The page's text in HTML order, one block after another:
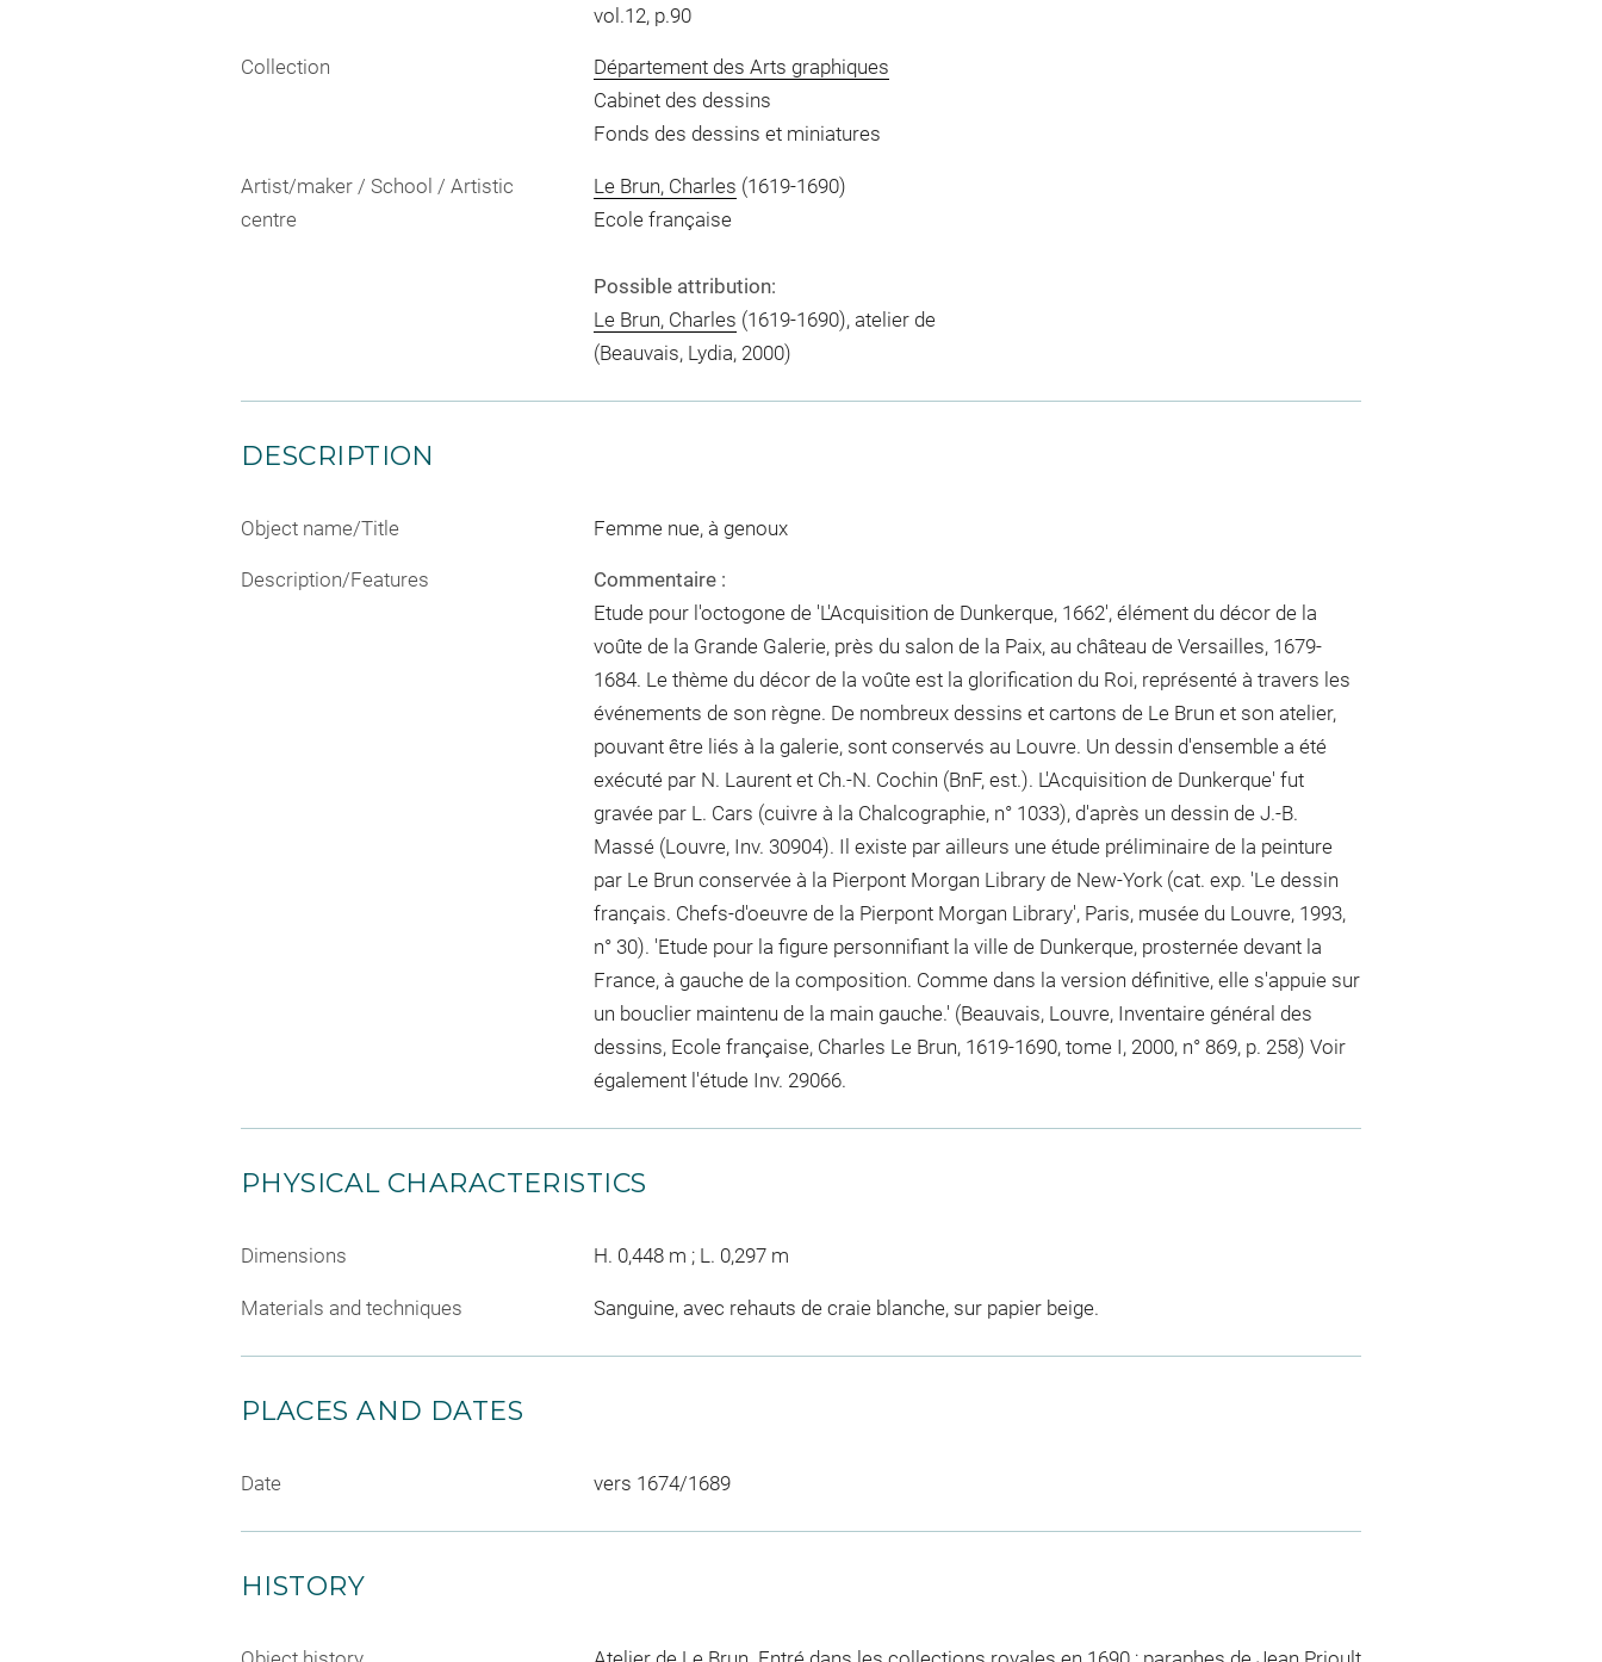
vol.12, p.90
Collection
Département des Arts graphiques
Cabinet des dessins
Fonds des dessins et miniatures
Artist/maker / School / Artistic
centre
Le Brun, Charles (1619-1690)
Ecole française
Possible attribution:
Le Brun, Charles (1619-1690), atelier de
(Beauvais, Lydia, 2000)
DESCRIPTION
Object name/Title Femme nue, à genoux
Description/Features
Commentaire :
Etude pour l'octogone de 'L'Acquisition de Dunkerque, 1662', élément du décor de la
voûte de la Grande Galerie, près du salon de la Paix, au château de Versailles, 1679-
1684. Le thème du décor de la voûte est la glorification du Roi, représenté à travers les
événements de son règne. De nombreux dessins et cartons de Le Brun et son atelier,
pouvant être liés à la galerie, sont conservés au Louvre. Un dessin d'ensemble a été
exécuté par N. Laurent et Ch.-N. Cochin (BnF, est.). L'Acquisition de Dunkerque' fut
gravée par L. Cars (cuivre à la Chalcographie, n° 1033), d'après un dessin de J.-B.
Massé (Louvre, Inv. 30904). Il existe par ailleurs une étude préliminaire de la peinture
par Le Brun conservée à la Pierpont Morgan Library de New-York (cat. exp. 'Le dessin
français. Chefs-d'oeuvre de la Pierpont Morgan Library', Paris, musée du Louvre, 1993,
n° 30). 'Etude pour la figure personnifiant la ville de Dunkerque, prosternée devant la
France, à gauche de la composition. Comme dans la version définitive, elle s'appuie sur
un bouclier maintenu de la main gauche.' (Beauvais, Louvre, Inventaire général des
dessins, Ecole française, Charles Le Brun, 1619-1690, tome I, 2000, n° 869, p. 258) Voir
également l'étude Inv. 29066.
PHYSICAL CHARACTERISTICS
Dimensions H. 0,448 m ; L. 0,297 m
Materials and techniques Sanguine, avec rehauts de craie blanche, sur papier beige.
PLACES AND DATES
Date vers 1674/1689
HISTORY